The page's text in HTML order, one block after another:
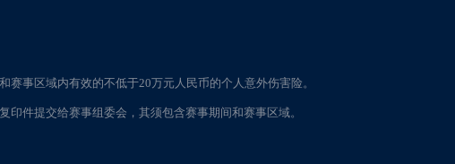
赛事区域内有效的不低于20万元人民币的个人意外伤害险。
印件提交给赛事组委会，其须包含赛事期间和赛事区域。